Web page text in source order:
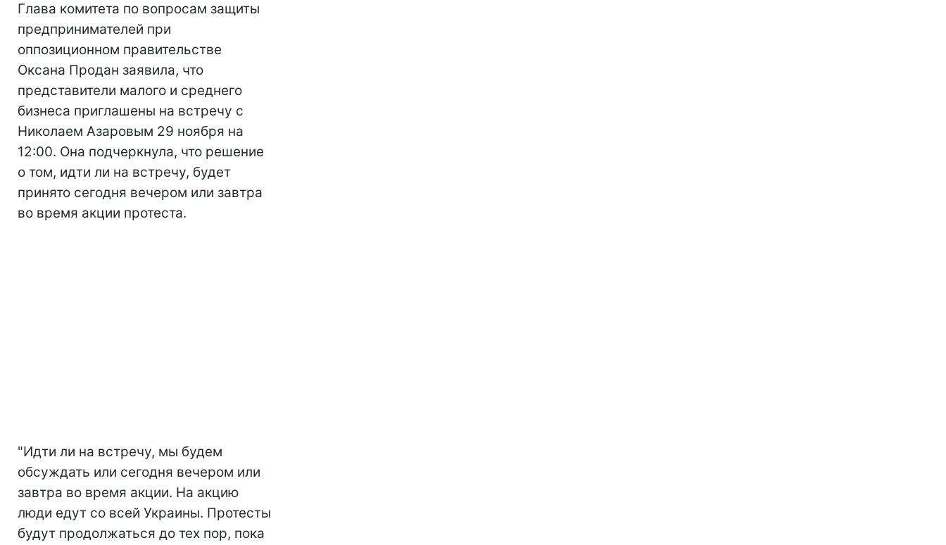
Глава комитета по вопросам защиты
предпринимателей при
оппозиционном правительстве
Оксана Продан заявила, что
представители малого и среднего
бизнеса приглашены на встречу с
Николаем Азаровым 29 ноября на
12:00. Она подчеркнула, что решение
о том, идти ли на встречу, будет
принято сегодня вечером или завтра
во время акции протеста.
"Идти ли на встречу, мы будем
обсуждать или сегодня вечером или
завтра во время акции. На акцию
люди едут со всей Украины. Протесты
будут продолжаться до тех пор, пока